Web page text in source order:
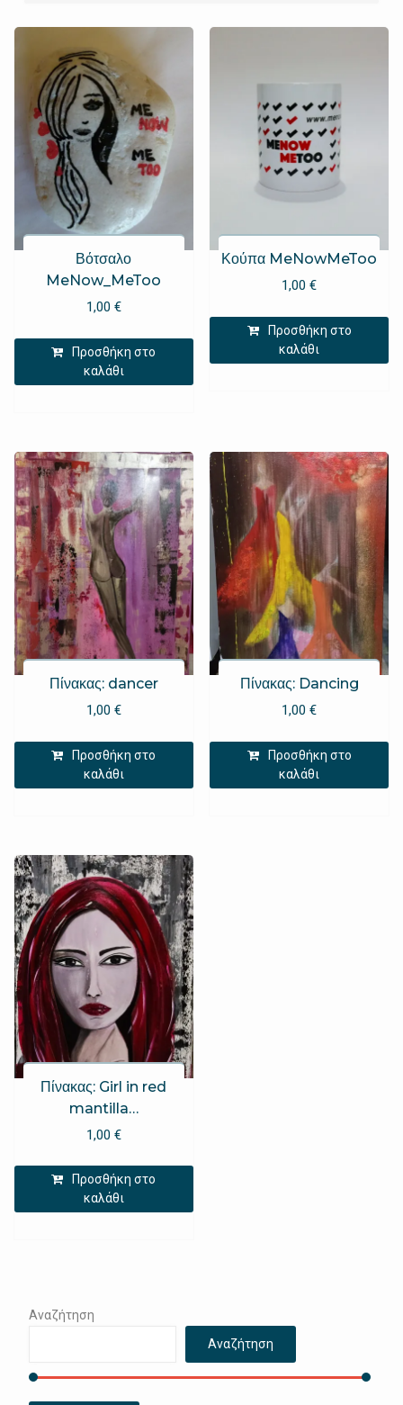
Βότσαλο
MeNow_MeToo
1,00 €
Προσθήκη στο
καλάθι
Κούπα MeNowMeToo
1,00€
Προσθήκη στο
καλάθι
Πίνακας: dancer
1,00 €
Προσθήκη στο
καλάθι
Πίνακας: Dancing
1,00€
Προσθήκη στο
καλάθι
Πίνακας: Girl in red
mantilla…
1,00 €
Προσθήκη στο
καλάθι
Αναζήτηση
Αναζήτηση